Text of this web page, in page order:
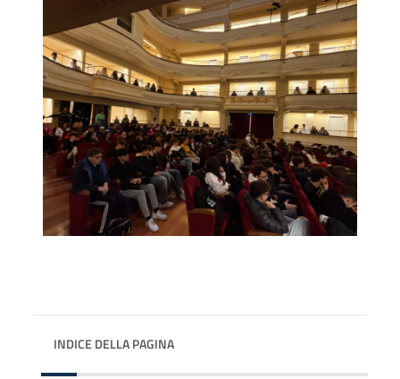
INDICE DELLA PAGINA